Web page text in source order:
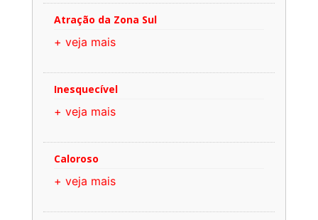
Atração da Zona Sul
+ veja mais
Inesquecível
+ veja mais
Caloroso
+ veja mais